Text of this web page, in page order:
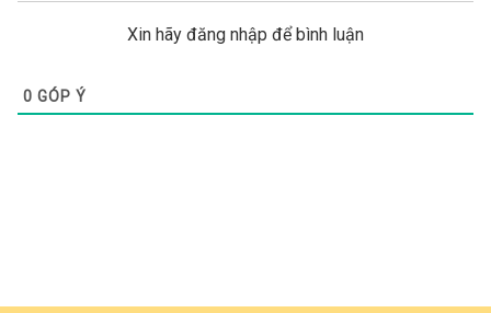
Xin hãy đăng nhập để bình luận
0 GÓP Ý